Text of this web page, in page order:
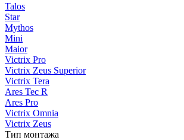
Talos
Star
Mythos
Mini
Maior
Victrix Pro
Victrix Zeus Superior
Victrix Tera
Ares Tec R
Ares Pro
Victrix Omnia
Victrix Zeus
Тип монтажа